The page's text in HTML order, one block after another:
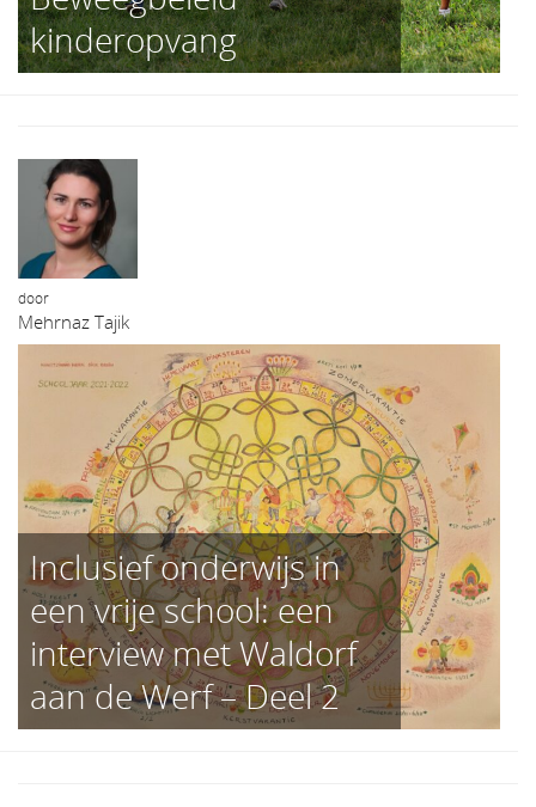
kinderopvang
door
Mehrnaz Tajik
Inclusief onderwijs in
een vrije school: een
interview met Waldorf
aan de Werf – Deel 2